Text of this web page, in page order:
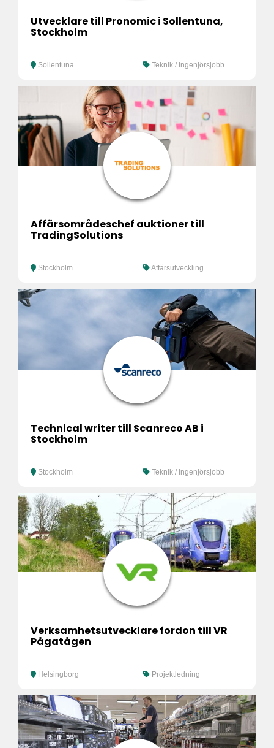
Utvecklare till Pronomic i Sollentuna,
Stockholm
Sollentuna Teknik / Ingenjörsjobb
Affärsområdeschef auktioner till
TradingSolutions
Stockholm Affärsutveckling
Technical writer till Scanreco AB i
Stockholm
Stockholm Teknik / Ingenjörsjobb
Verksamhetsutvecklare fordon till VR
Pågatågen
Helsingborg Projektledning